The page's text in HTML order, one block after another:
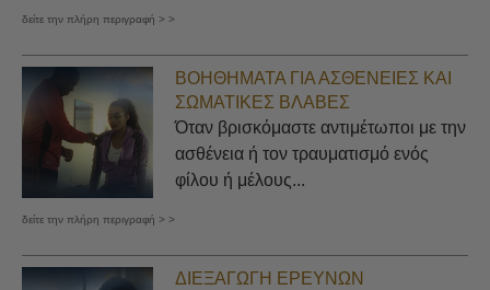
δείτε την πλήρη περιγραφή > >
ΒΟΗΘΉΜΑΤΑ ΓΙΑ ΑΣΘΈΝΕΙΕΣ ΚΑΙ
ΣΩΜΑΤΙΚΈΣ ΒΛΆΒΕΣ
Όταν βρισκόμαστε αντιμέτωποι με την
ασθένεια ή τον τραυματισμό ενός
φίλου ή μέλους...
δείτε την πλήρη περιγραφή > >
ΔΙΕΞΑΓΩΓΉ ΕΡΕΥΝΏΝ